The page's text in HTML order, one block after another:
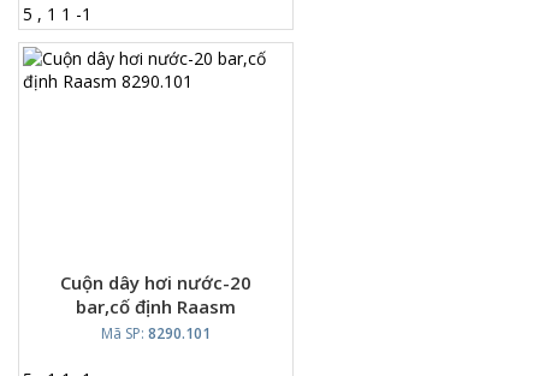
5 , 1 1 -1
Cuộn dây hơi nước-20
bar,cố định Raasm
8290.101
Mã SP: 8290.101